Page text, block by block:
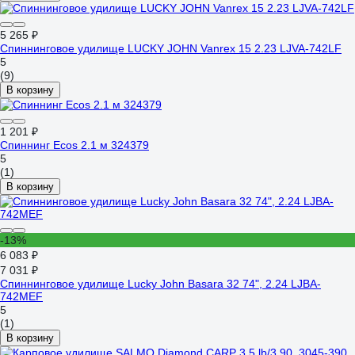
5 265 ₽
Спиннинговое удилище LUCKY JOHN Vanrex 15 2.23 LJVA-742LF
5
(9)
В корзину
1 201 ₽
Спиннинг Ecos 2.1 м 324379
5
(1)
В корзину
-13%
6 083 ₽
7 031 ₽
Спиннинговое удилище Lucky John Basara 32 74", 2.24 LJBA-
742MEF
5
(1)
В корзину